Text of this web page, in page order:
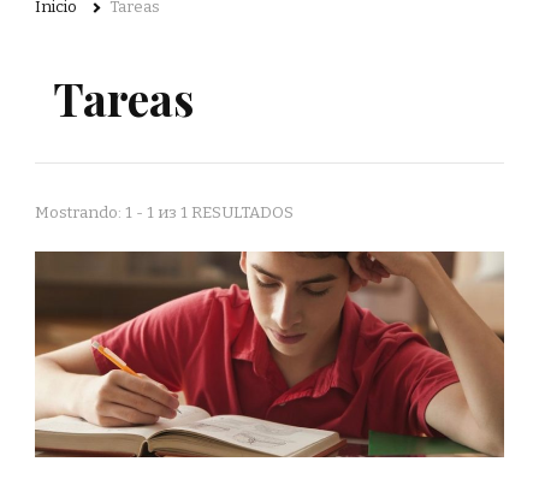
Inicio Tareas
Tareas
Mostrando: 1 - 1 из 1 RESULTADOS